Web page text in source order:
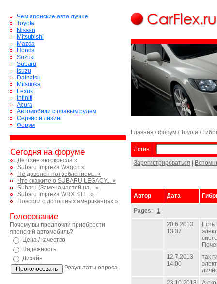
Чем японские авто лучше
Toyota
Nissan
Mitsubishi
Mazda
Honda
Suzuki
Subaru
Isuzu
Daihatsu
Mitsuoka
Lexus
Infiniti
Acura
Автомобили с правым рулем
Сервис и лизинг
Форум
Сегодня на форуме
Детские автокресла »
Subaru Impreza Wagon »
Не доволен потреблением... »
Что скажите о SUBARU LEGACY... »
Subaru (Замена частей на... »
Subaru Impreza WRX STI... »
Новости о дотошных американцах »
Голосование
Почему вы предпочли приобрести
японский автомобиль?
Цена / качество
Надежность
Дизайн
Результаты опроса
Главная /форум /Toyota /
Логин:
Зарегистрироваться
Автор Дата
Pages: 1
20.6.2013
13:37
Есть
12.7.2013
14:00
так
23.10.2013
А